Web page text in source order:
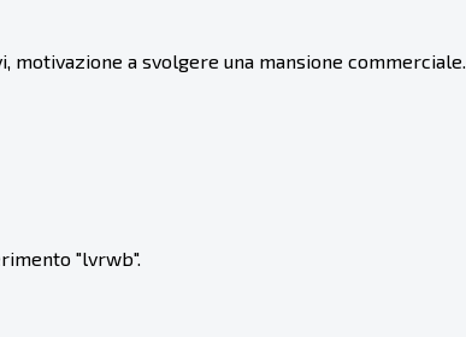
a svolgere una mansione commerciale.
"lvrwb".